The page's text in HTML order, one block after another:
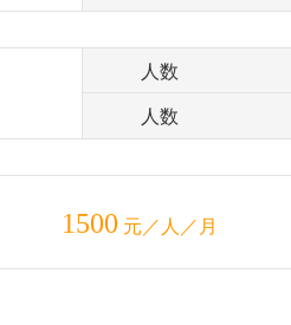
人数
人数
1500 元／人／月